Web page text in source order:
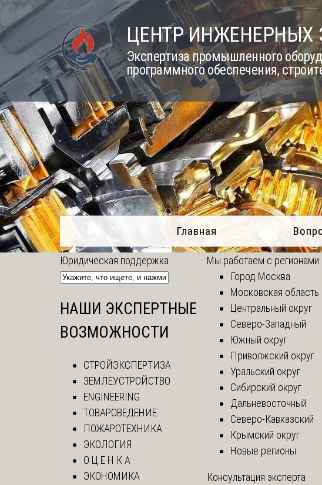
Skip
to
content
ЦЕНТР ИНЖЕНЕРНЫХ
Экспертиза промышленного
программного обеспечения,
Главная
Юридическая поддержка
НАШИ ЭКСПЕРТНЫЕ
ВОЗМОЖНОСТИ
СТРОЙЭКСПЕРТИЗА
ЗЕМЛЕУСТРОЙСТВО
ENGINEERING
ТОВАРОВЕДЕНИЕ
ПОЖАРОТЕХНИКА
ЭКОЛОГИЯ
О Ц Е Н К А
ЭКОНОМИКА
Мы работаем с регионами
Город Москва
Московская область
Центральный округ
Северо-Западный
Южный округ
Приволжский округ
Уральский округ
Сибирский округ
Дальневосточный
Северо-Кавказский
Крымский округ
Новые регионы
Консультация эксперта